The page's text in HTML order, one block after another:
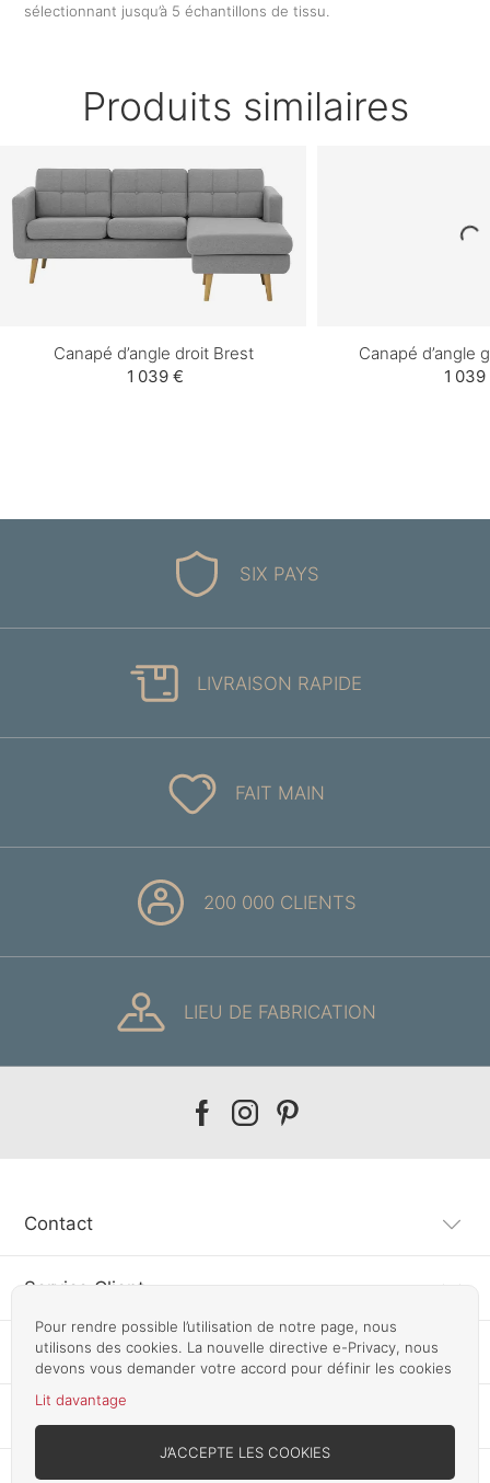
Pour rendre possible l’utilisation de notre page, nous
utilisons des cookies. La nouvelle directive e-Privacy, nous
devons vous demander votre accord pour définir les cookies
Lit davantage
J’ACCEPTE LES COOKIES
sélectionnant jusqu’à 5 échantillons de tissu.
Produits similaires
Canapé d’angle droit Brest
1 039 €
Canapé d’angle
1 039
SIX PAYS
LIVRAISON RAPIDE
FAIT MAIN
200 000 CLIENTS
LIEU DE FABRICATION
Our
Our
Our
Contact
Service Client
Information